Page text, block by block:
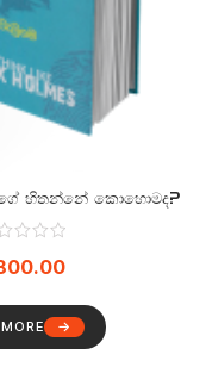
හිතන්නේ කොහොමද?